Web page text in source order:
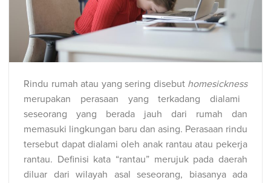
Rindu rumah atau yang sering disebut homesickness
merupakan perasaan yang terkadang dialami
seseorang yang berada jauh dari rumah dan
memasuki lingkungan baru dan asing. Perasaan rindu
tersebut dapat dialami oleh anak rantau atau pekerja
rantau. Definisi kata “rantau” merujuk pada daerah
diluar dari wilayah asal seseorang, biasanya ada